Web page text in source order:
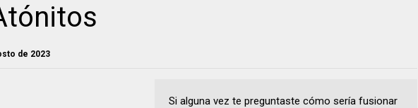
de 2023
Si alguna vez te preguntaste cómo sería fusionar